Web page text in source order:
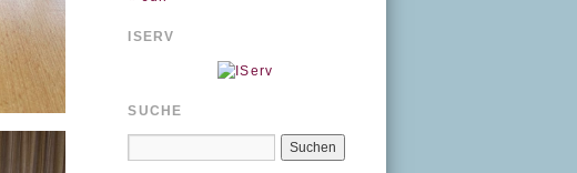
ISERV
SUCHE